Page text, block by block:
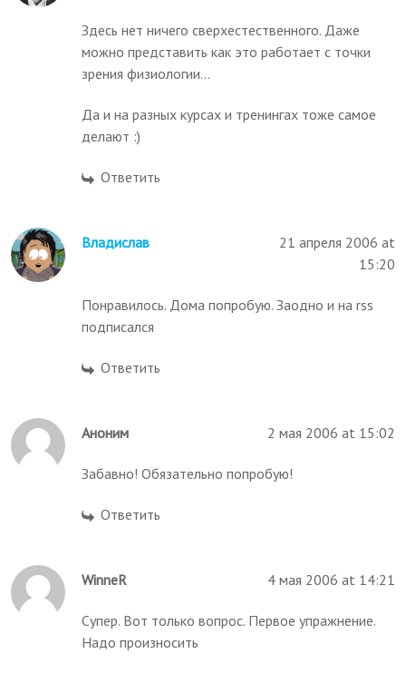
Здесь нет ничего сверхестественного. Даже
можно представить как это работает с точки
зрения физиологии...
Да и на разных курсах и тренингах тоже самое
делают :)
Ответить
Владислав
21 апреля 2006 at
15:20
Понравилось. Дома попробую. Заодно и на rss
подписался
Ответить
Аноним 2 мая 2006 at 15:02
Забавно! Обязательно попробую!
Ответить
WinneR 4 мая 2006 at 14:21
Супер. Вот только вопрос. Первое упражнение.
Надо произносить